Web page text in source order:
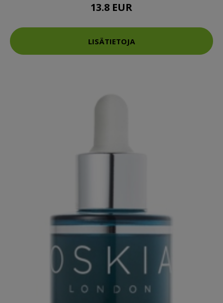
13.8 EUR
LISÄTIETOJA